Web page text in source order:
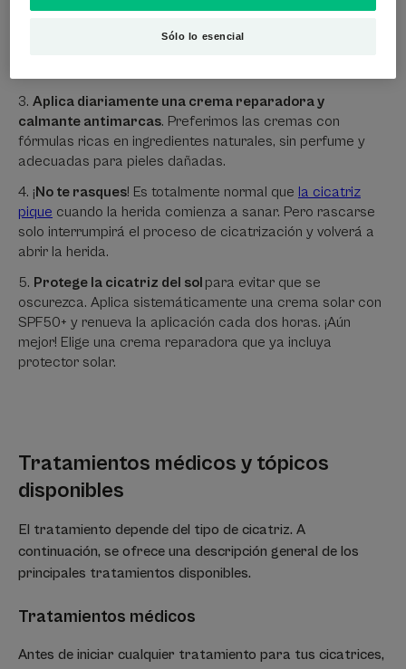
formación de costras gruesas. Porque, contrariamente a
lo que se cree, una herida no debe "respirar" al aire libre.
Aplica diariamente una crema reparadora y
calmante antimarcas. Preferimos las cremas con
fórmulas ricas en ingredientes naturales, sin perfume y
adecuadas para pieles dañadas.
¡No te rasques! Es totalmente normal que la cicatriz
pique cuando la herida comienza a sanar. Pero rascarse
solo interrumpirá el proceso de cicatrización y volverá a
abrir la herida.
Protege la cicatriz del sol para evitar que se
oscurezca. Aplica sistemáticamente una crema solar con
SPF50+ y renueva la aplicación cada dos horas. ¡Aún
mejor! Elige una crema reparadora que ya incluya
protector solar.
Tratamientos médicos y tópicos
disponibles
El tratamiento depende del tipo de cicatriz. A
continuación, se ofrece una descripción general de los
principales tratamientos disponibles.
Tratamientos médicos
Antes de iniciar cualquier tratamiento para tus cicatrices,
Sólo lo esencial